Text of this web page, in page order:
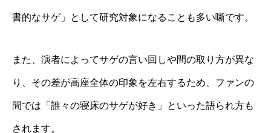
書的なサゲ」として研究対象になることも多い噺です。
また、演者によってサゲの言い回しや間の取り方が異な
り、その差が高座全体の印象を左右するため、ファンの
間では「誰々の寝床のサゲが好き」といった語られ方も
されます。